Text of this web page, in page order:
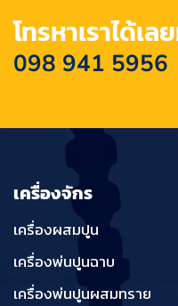
โทรหาเราได้เล
098 941 5956
เครื่องจักร
เครื่องผสมปูน
เครื่องพ่นปูนฉาบ
เครื่องพ่นปูนผสมทราย